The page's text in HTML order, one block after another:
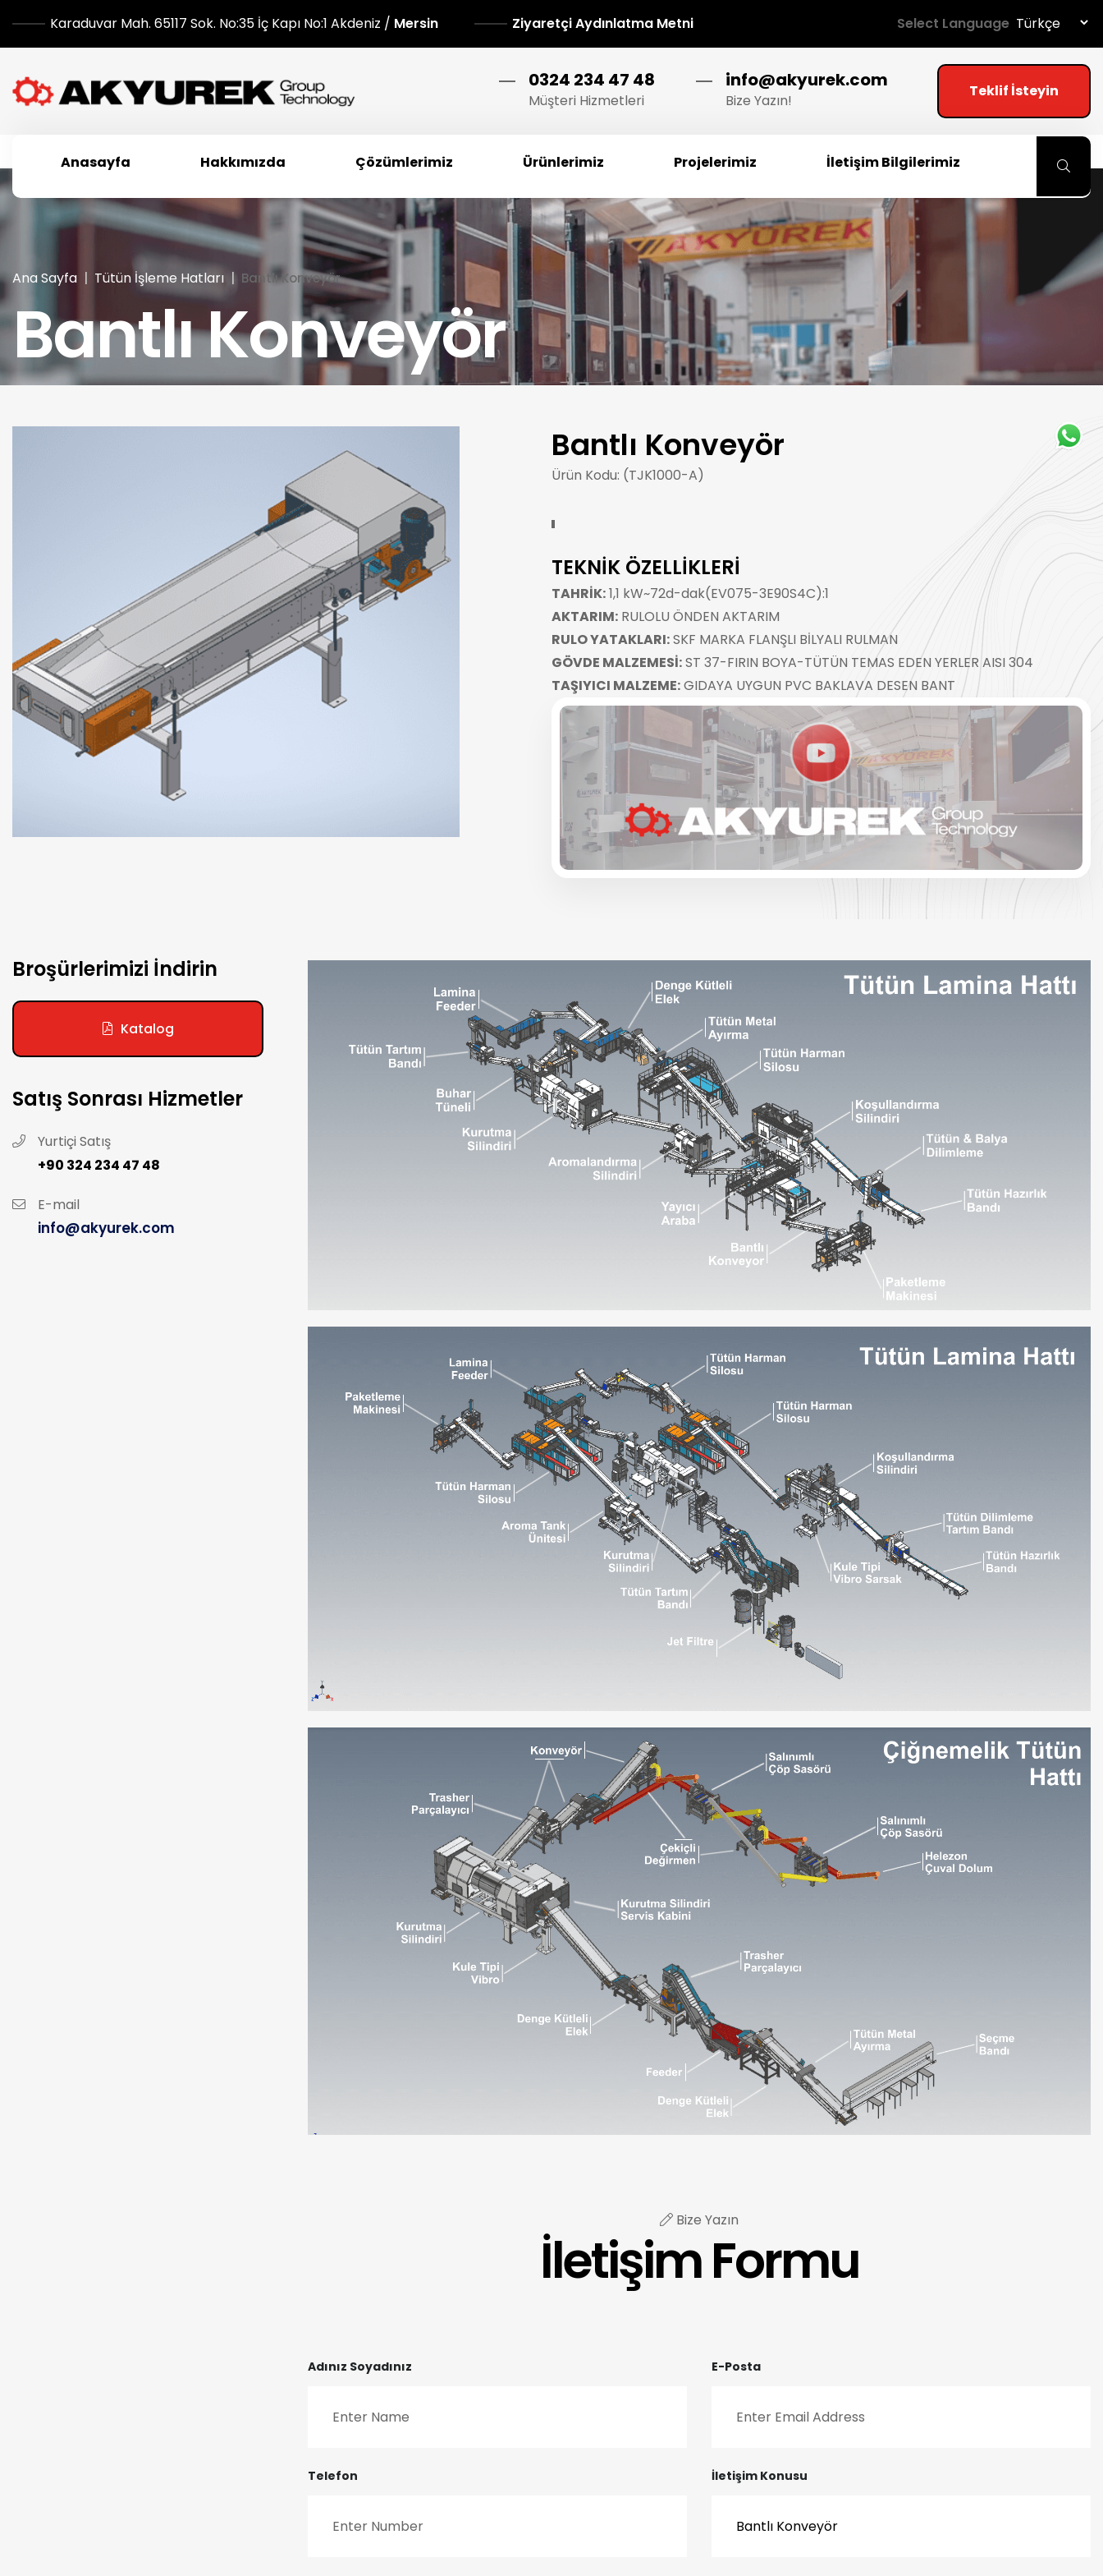
Karaduvar Mah. 65117 Sok. No:35 İç Kapı No:1 Akdeniz / Mersin Ziyaretçi Aydınlatma Metni Select Language
0324 234 47 48
Müşteri Hizmetleri
info@akyurek.com
Bize Yazın!
Teklif İsteyin
Anasayfa Hakkımızda Çözümlerimiz Ürünlerimiz Projelerimiz İletişim Bilgilerimiz
Ana Sayfa Tütün İşleme Hatları Bantlı Konveyör
Bantlı Konveyör
Bantlı Konveyör
Ürün Kodu: (TJK1000-A)
TEKNİK ÖZELLİKLERİ
TAHRİK:1,1 kW~72d-dak(EV075-3E90S4C):1
AKTARIM: RULOLU ÖNDEN AKTARIM
RULO YATAKLARI:SKF MARKA FLANŞLI BİLYALI RULMAN
GÖVDE MALZEMESİ:ST 37-FIRIN BOYA-TÜTÜN TEMAS EDEN YERLER AISI 304
TAŞIYICI MALZEME:GIDAYA UYGUN PVC BAKLAVA DESEN BANT
Broşürlerimizi İndirin
Katalog
Satış Sonrası Hizmetler
Yurtiçi Satış
+90 324 234 47 48
E-mail
info@akyurek.com
Bize Yazın
İletişim Formu
Adınız Soyadınız E-Posta
Telefon İletişim Konusu